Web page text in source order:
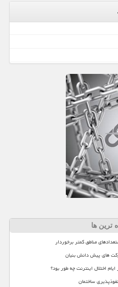
ترین ها
مناطق کمتر برخوردار
های پیش دانش بنیان
اختلال اینترنت چه طور بود؟
ساختمان